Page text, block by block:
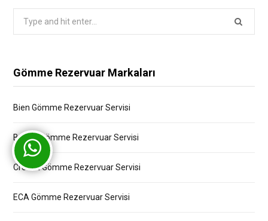
Gömme Rezervuar Markaları
Bien Gömme Rezervuar Servisi
Bocchi Gömme Rezervuar Servisi
Creavit Gömme Rezervuar Servisi
ECA Gömme Rezervuar Servisi